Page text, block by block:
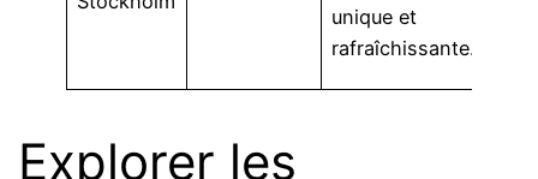
unique et
rafraîchissante.
Explorer les